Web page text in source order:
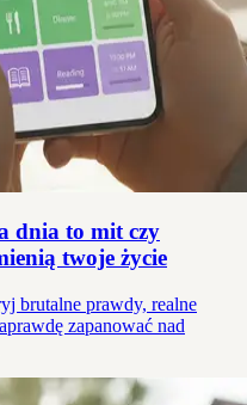
dnia to mit czy
twoje życie
brutalne prawdy, realne
zapanować nad